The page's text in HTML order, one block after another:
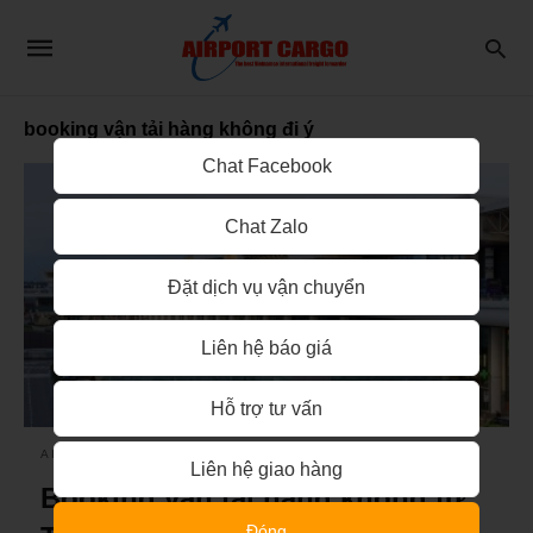
booking vận tải hàng không đi ý
AIRPORT CARGO
Booking vận tải hàng không từ
Chat Facebook
Chat Zalo
Đặt dịch vụ vận chuyển
Liên hệ báo giá
Hỗ trợ tư vấn
Liên hệ giao hàng